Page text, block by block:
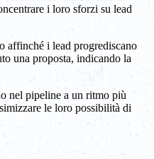
i loro sforzi su lead
affinché i lead progrediscano
una proposta, indicando la
nel pipeline a un ritmo più
le loro possibilità di